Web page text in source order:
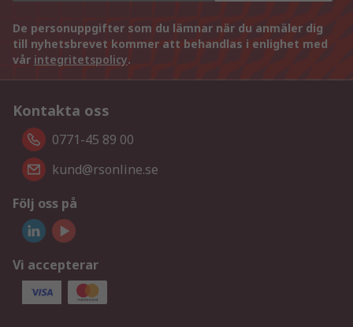
De personuppgifter som du lämnar när du anmäler dig
till nyhetsbrevet kommer att behandlas i enlighet med
vår integritetspolicy.
Kontakta oss
0771-45 89 00
kund@rsonline.se
Följ oss på
Vi accepterar